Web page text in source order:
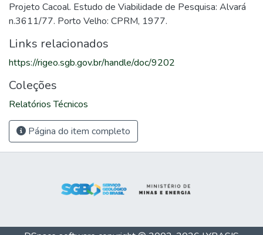
Projeto Cacoal. Estudo de Viabilidade de Pesquisa: Alvará
n.3611/77. Porto Velho: CPRM, 1977.
Links relacionados
https://rigeo.sgb.gov.br/handle/doc/9202
Coleções
Relatórios Técnicos
Página do item completo